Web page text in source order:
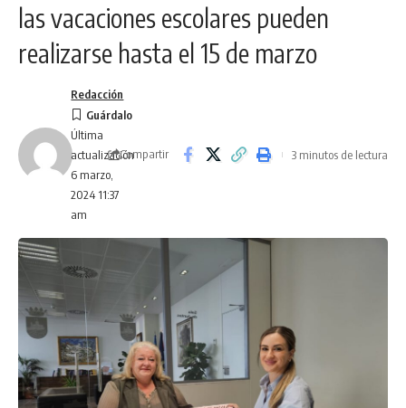
las vacaciones escolares pueden
realizarse hasta el 15 de marzo
Última
actualización
6 marzo,
2024 11:37
am
Redacción
Compartir 3 minutos de lectura